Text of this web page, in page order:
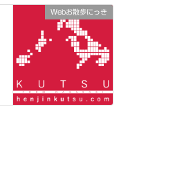
Webお散歩にっき